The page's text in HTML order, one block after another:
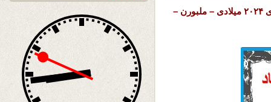
تاریخ نشر: جمعه ۴ حوت (اسنفد) ۱۴۰۲ خورشیدی – ۲۳ فبروری ۲۰۲۴ میلادی – ملبورن –